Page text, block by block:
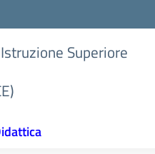
Superiore